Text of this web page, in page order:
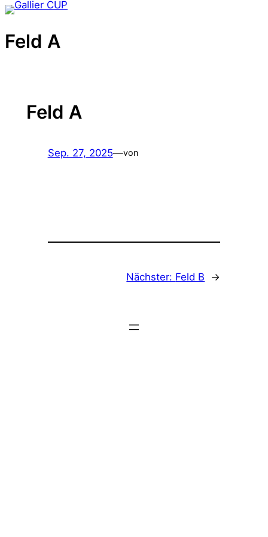
Zum
springen
Feld A
Feld A
Sep. 27, 2025—von
Nächster: Feld B →